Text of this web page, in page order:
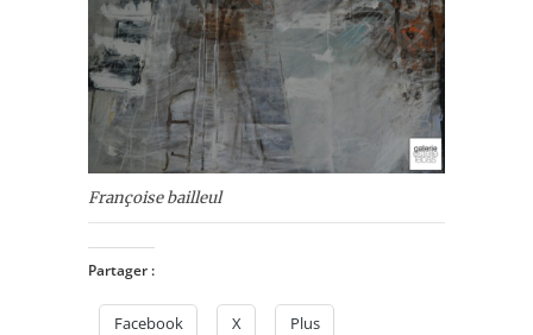
Françoise bailleul
Partager :
Facebook X Plus